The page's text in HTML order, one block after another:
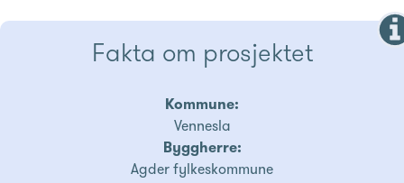
Fakta om prosjektet
Kommune:
Vennesla
Byggherre:
Agder fylkeskommune